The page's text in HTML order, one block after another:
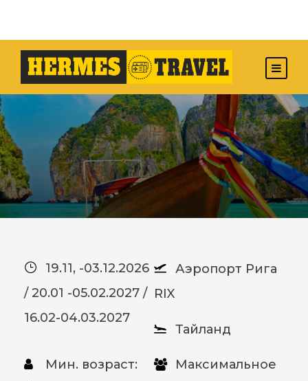
19.11, -03.12.2026
/ 20.01 -05.02.2027 /
16.02-04.03.2027
Аэропорт Рига
RIX
Тайланд
Мин. возраст:
Максимальное